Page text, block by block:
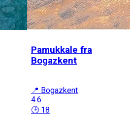
Pamukkale fra
Bogazkent
📍 Bogazkent
4.6
🕒 18